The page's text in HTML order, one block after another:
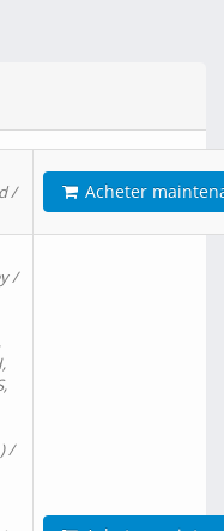
/
Acheter
/
/